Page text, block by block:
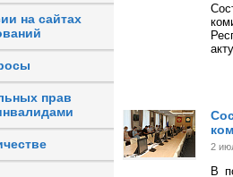
на сайтах
прав
2
В